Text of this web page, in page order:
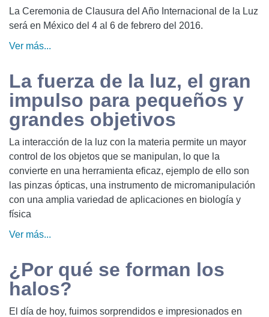
La Ceremonia de Clausura del Año Internacional de la Luz
será en México del 4 al 6 de febrero del 2016.
Ver más...
La fuerza de la luz, el gran
impulso para pequeños y
grandes objetivos
La interacción de la luz con la materia permite un mayor
control de los objetos que se manipulan, lo que la
convierte en una herramienta eficaz, ejemplo de ello son
las pinzas ópticas, una instrumento de micromanipulación
con una amplia variedad de aplicaciones en biología y
física
Ver más...
¿Por qué se forman los
halos?
El día de hoy, fuimos sorprendidos e impresionados en